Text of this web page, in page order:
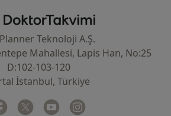
DoktorTakvimi - Ana Sayfa
Teknoloji A.Ş.
Mahallesi, Lapis Han, No:25
D:102-103-120
İstanbul, Türkiye
Facebook
yeni bir sekmede açılır
Twitter
yeni bir sekmede açılır
Youtube
yeni bir sekmede açılır